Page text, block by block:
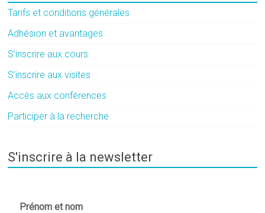
Tarifs et conditions générales
Adhésion et avantages
S’inscrire aux cours
S’inscrire aux visites
Accès aux conférences
Participer à la recherche
S'inscrire à la newsletter
Prénom et nom